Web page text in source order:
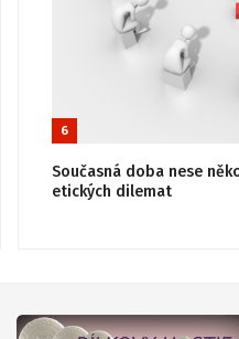
6
Současná doba nese
etických dilemat